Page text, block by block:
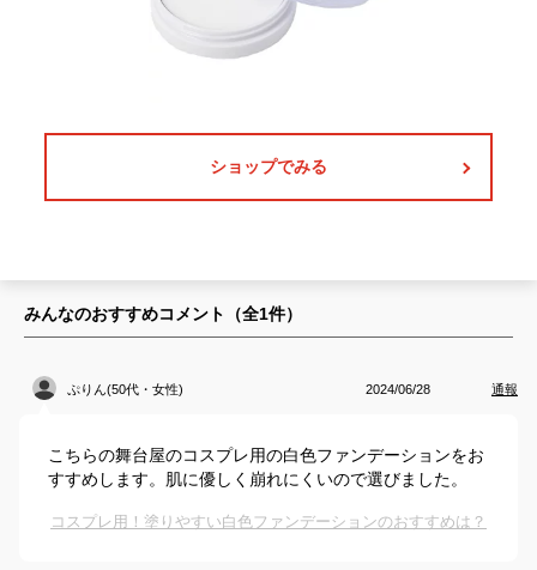
ショップでみる
みんなのおすすめコメント（全1件）
ぷりん(50代・女性) 2024/06/28 通報
こちらの舞台屋のコスプレ用の白色ファンデーションをお
すすめします。肌に優しく崩れにくいので選びました。
コスプレ用！塗りやすい白色ファンデーションのおすすめは？